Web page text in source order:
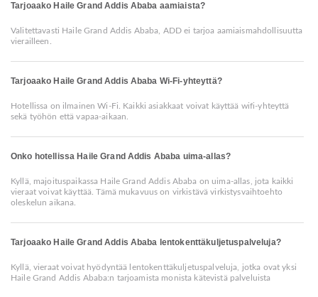
Tarjoaako Haile Grand Addis Ababa aamiaista?
Valitettavasti Haile Grand Addis Ababa, ADD ei tarjoa aamiaismahdollisuutta
vierailleen.
Tarjoaako Haile Grand Addis Ababa Wi-Fi-yhteyttä?
Hotellissa on ilmainen Wi-Fi. Kaikki asiakkaat voivat käyttää wifi-yhteyttä
sekä työhön että vapaa-aikaan.
Onko hotellissa Haile Grand Addis Ababa uima-allas?
Kyllä, majoituspaikassa Haile Grand Addis Ababa on uima-allas, jota kaikki
vieraat voivat käyttää. Tämä mukavuus on virkistävä virkistysvaihtoehto
oleskelun aikana.
Tarjoaako Haile Grand Addis Ababa lentokenttäkuljetuspalveluja?
Kyllä, vieraat voivat hyödyntää lentokenttäkuljetuspalveluja, jotka ovat yksi
Haile Grand Addis Ababa:n tarjoamista monista kätevistä palveluista